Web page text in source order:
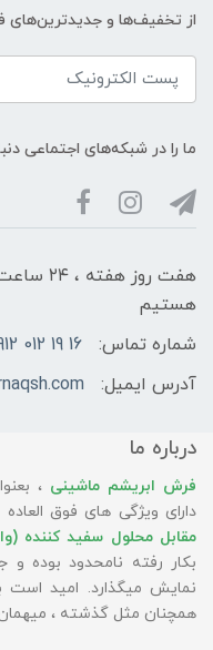
از تخفیف‌ها و جدیدترین‌های
ما را در شبکه‌های اجتماعی
هفت
هستیم
شماره تماس:
16 19 012 0912 - 52 14 00 77 021
آدرس ایمیل:
درباره ما
فرش ابریشم ماشینی ،
دارای ویژگی های فوق
مقابل محلول سفید کننده
بکار رفته نامحدود بوده و
نمایش میگذارد. امید است
همچنان مثل گذشته ،